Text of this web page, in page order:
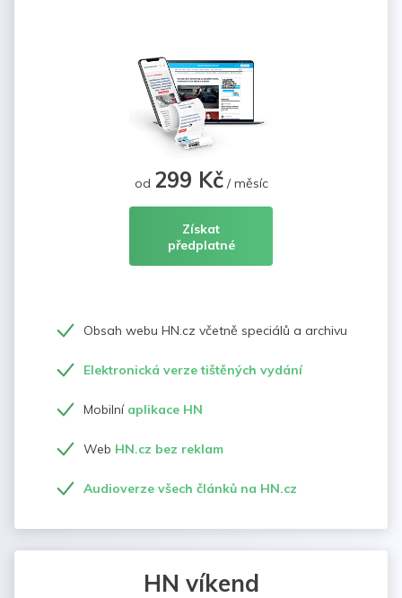
od 299 Kč/ měsíc
Získat
předplatné
Obsah webu HN.cz včetně speciálů a archivu
Elektronická verze tištěných vydání
Mobilní aplikace HN
Web HN.cz bez reklam
Audioverze všech článků na HN.cz
HN víkend